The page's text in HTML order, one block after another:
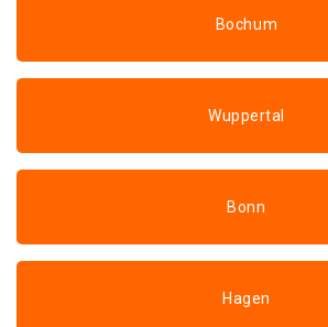
Bochum
Wuppertal
Bonn
Hagen